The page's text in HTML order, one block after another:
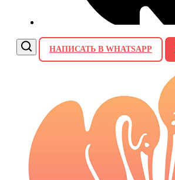
НАПИСАТЬ В WHATSAPP